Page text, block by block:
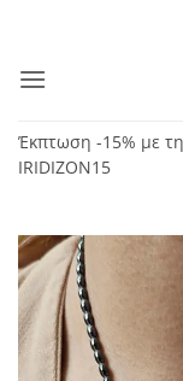
περιεχόμενο
Έκπτωση -15% με
IRIDIZON15